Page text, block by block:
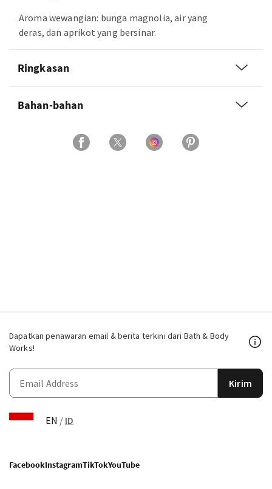
Aroma wewangian: bunga magnolia, air yang
deras, dan aprikot yang bersinar.
Ringkasan
Bahan-bahan
Dapatkan penawaran email & berita terkini dari Bath & Body
Works!
Kirim
EN / ID
FacebookInstagramTikTokYouTube